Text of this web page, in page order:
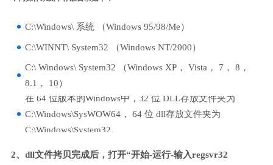
C:\Windows\ 系统 （Windows 95/98/Me）
C:\WINNT\ System32 （Windows NT/2000）
C:\ Windows\ System32 （Windows XP， Vista， 7， 8，
8.1， 10）
在 64 位版本的Windows中，32 位 DLL存放文件夹为
C:\Windows\SysWOW64， 64 位 dll存放文件夹为
C:\Windows\System32。
2、dll文件拷贝完成后，打开“开始-运行-输入regsvr32